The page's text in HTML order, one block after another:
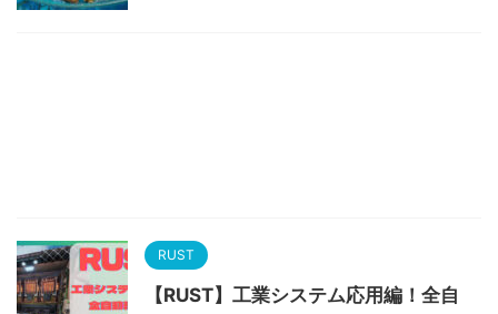
RUST
【RUST】工業システム応用編！全自